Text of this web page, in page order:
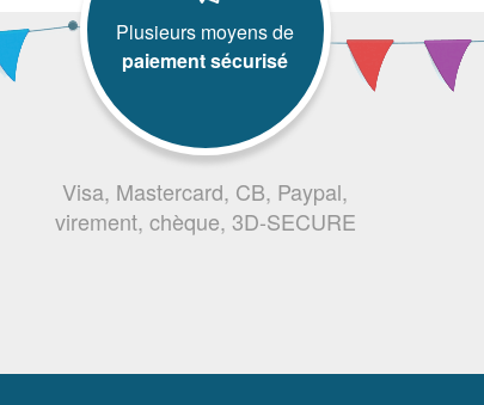
Plusieurs moyens de
paiement sécurisé
Visa, Mastercard, CB, Paypal,
virement, chèque, 3D-SECURE